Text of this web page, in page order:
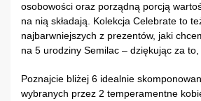
osobowości oraz porządną porcją
na nią składają. Kolekcja Celebrate to
najbarwniejszych z prezentów, jaki
na 5 urodziny Semilac – dziękując za
Poznajcie bliżej 6 idealnie
wybranych przez 2 temperamentne